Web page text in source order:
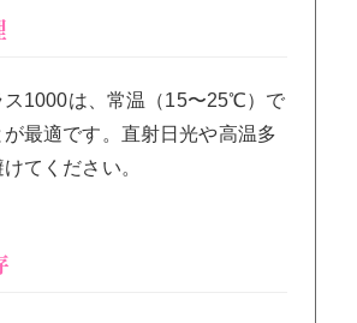
ス1000は、常温（15〜25℃）で
最適です。直射日光や高温多
てください。